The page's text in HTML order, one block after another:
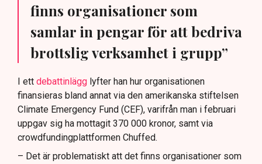
finns organisationer som
samlar in pengar för att bedriva
brottslig verksamhet i grupp”
I ett debattinlägg lyfter han hur organisationen
finansieras bland annat via den amerikanska stiftelsen
Climate Emergency Fund (CEF), varifrån man i februari
uppgav sig ha mottagit 370 000 kronor, samt via
crowdfundingplattformen Chuffed.
– Det är problematiskt att det finns organisationer som